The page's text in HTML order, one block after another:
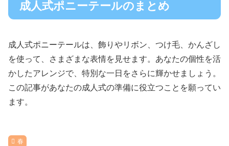
成人式ポニーテールのまとめ
成人式ポニーテールは、飾りやリボン、つけ毛、かんざし
を使って、さまざまな表情を見せます。あなたの個性を活
かしたアレンジで、特別な一日をさらに輝かせましょう。
この記事があなたの成人式の準備に役立つことを願ってい
ます。
春